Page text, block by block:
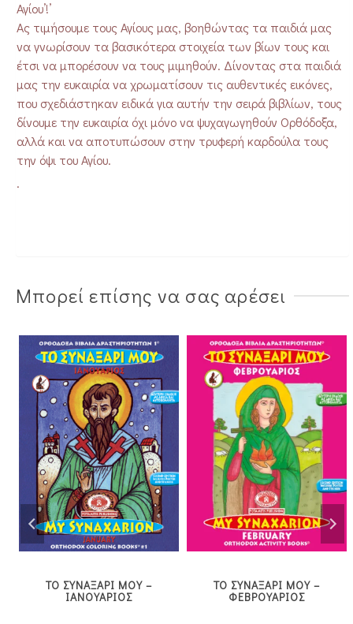
Αγίου’!’
Ας τιμήσουμε τους Αγίους μας, βοηθώντας τα παιδιά μας
να γνωρίσουν τα βασικότερα στοιχεία των βίων τους και
έτσι να μπορέσουν να τους μιμηθούν. Δίνοντας στα παιδιά
μας την ευκαιρία να χρωματίσουν τις αυθεντικές εικόνες,
που σχεδιάστηκαν ειδικά για αυτήν την σειρά βιβλίων, τους
δίνουμε την ευκαιρία όχι μόνο να ψυχαγωγηθούν Ορθόδοξα,
αλλά και να αποτυπώσουν στην τρυφερή καρδούλα τους
την όψι του Αγίου.
.
Μπορεί επίσης να σας αρέσει
ΤΟ ΣΥΝΑΞΑΡΙ ΜΟΥ –
ΙΑΝΟΥΑΡΙΟΣ
ΤΟ ΣΥΝΑΞΑΡΙ ΜΟΥ –
ΦΕΒΡΟΥΑΡΙΟΣ